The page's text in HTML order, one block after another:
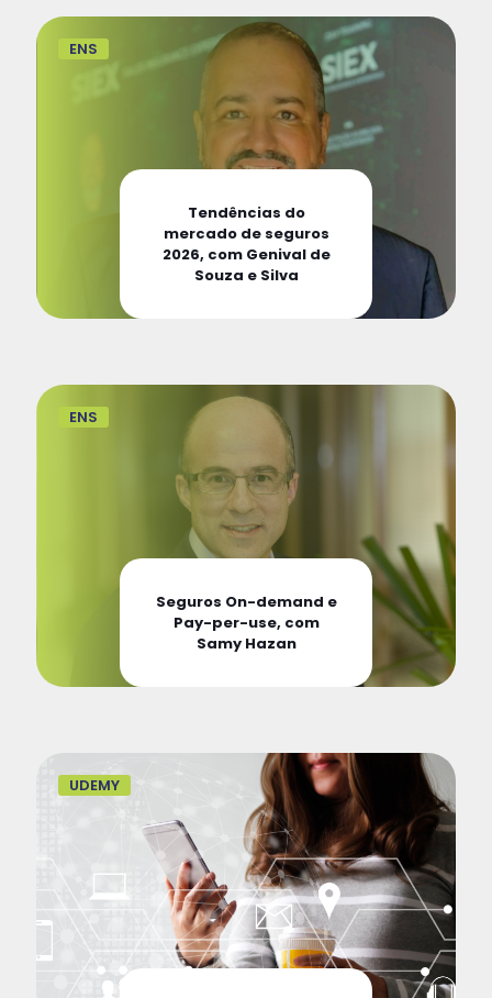
ENS
Tendências do
mercado de seguros
2026, com Genival de
Souza e Silva
ENS
Seguros On-demand e
Pay-per-use, com
Samy Hazan
UDEMY